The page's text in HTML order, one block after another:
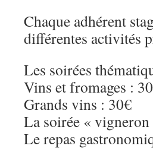
Chaque adhérent
différentes activités
Les soirées
Vins et fromages :
Grands vins : 30€
La soirée «
Le repas